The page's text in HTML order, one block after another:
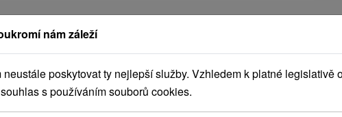
Zobrazit více
NEJLEVNĚJŠÍ NEJDRAŽŠÍ PODLE HODNOCENÍ
nám záleží
neustále poskytovat ty nejlepší služby. Vzhledem k platné legislativě
s používáním souborů cookies.